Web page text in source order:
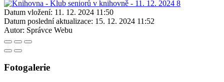
Datum vložení: 11. 12. 2024 11:50
Datum poslední aktualizace: 15. 12. 2024 11:52
Autor: Správce Webu
Fotogalerie